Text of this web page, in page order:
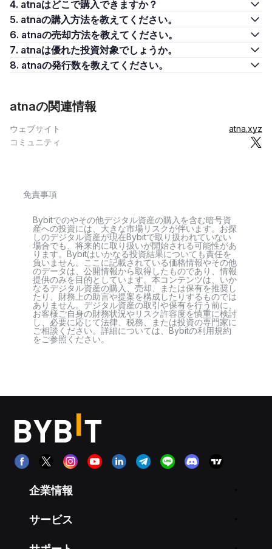
4. atnaはどこで購入できますか？
5. atnaの購入方法を教えてください。
6. atnaの売却方法を教えてください。
7. atnaは優れた投資対象でしょうか。
8. atnaの発行数を教えてください。
atnaの関連情報
ウェブサイト
atna.xyz
コミュニティ
免責事項
Bybitでのやその他デジタル資産の購入を含む暗号資
産への投資には、大きな市場リスクが伴います。お探
しのデジタル資産が現在Bybitで取り扱われていない
場合でも、将来的に取り扱いが開始される可能性があ
ります。Bybitはいかなる投資結果についても責任を
負いません。ここに記載されている価格情報やその他
のデータは、公開情報から取得したものであり、情報
提供のみを目的としています。本コンテンツは、いか
なるデジタル資産の購入、売却、または保有を推奨し
たり、財務上の助言や提案を構成したりするものでは
ありません。デジタル資産の取引や保有を行う前に、
お客様ご自身の財務状況やリスク許容度を慎重に検討
し、必要に応じて法律、税務、または投資の専門家に
ご相談ください。詳細については、Bybitの利用規約
をご参照ください。
企業情報
サービス